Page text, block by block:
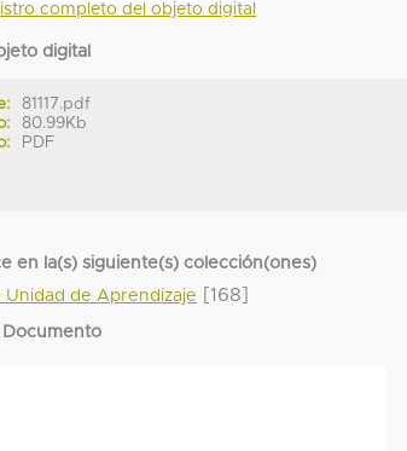
completo del objeto digital
digital
81117.pdf
80.99Kb
PDF
en la(s) siguiente(s) colección(ones)
Unidad de Aprendizaje
[168]
Documento